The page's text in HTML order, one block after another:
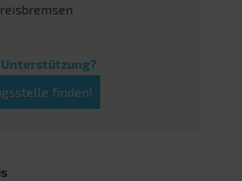
Unterstützung?
finden!